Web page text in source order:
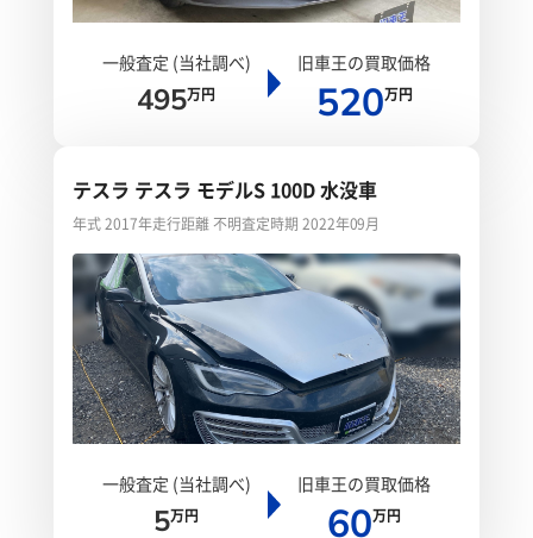
一般査定 (当社調べ)
495万円
旧車王の買取価格
520万円
テスラ テスラ モデルS 100D 水没車
年式 2017年走行距離 不明査定時期 2022年09月
一般査定 (当社調べ)
5万円
旧車王の買取価格
60万円